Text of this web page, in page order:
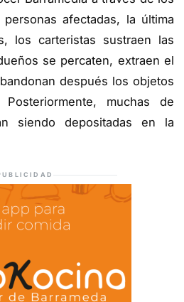
afectadas, la última
los carteristas sustraen las
se percaten, extraen el
después los objetos
muchas de
siendo depositadas en la